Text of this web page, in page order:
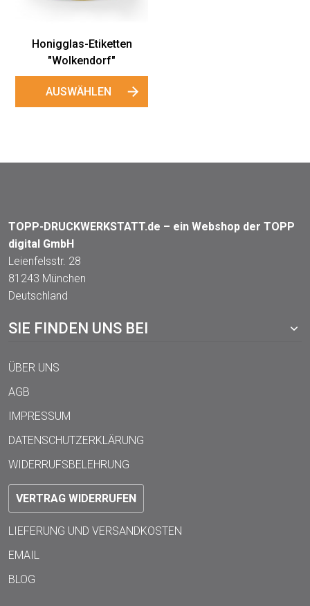
Honigglas-Etiketten
"Wolkendorf"
AUSWÄHLEN
TOPP-DRUCKWERKSTATT.de – ein Webshop der TOPP
digital GmbH
Leienfelsstr. 28
81243 München
Deutschland
SIE FINDEN UNS BEI
ÜBER UNS
AGB
IMPRESSUM
DATENSCHUTZERKLÄRUNG
WIDERRUFSBELEHRUNG
VERTRAG WIDERRUFEN
LIEFERUNG UND VERSANDKOSTEN
EMAIL
BLOG